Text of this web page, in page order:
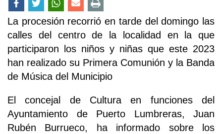
La procesión recorrió en tarde del domingo las
calles del centro de la localidad en la que
participaron los niños y niñas que este 2023
han realizado su Primera Comunión y la Banda
de Música del Municipio
El concejal de Cultura en funciones del
Ayuntamiento de Puerto Lumbreras, Juan
Rubén Burrueco, ha informado sobre los